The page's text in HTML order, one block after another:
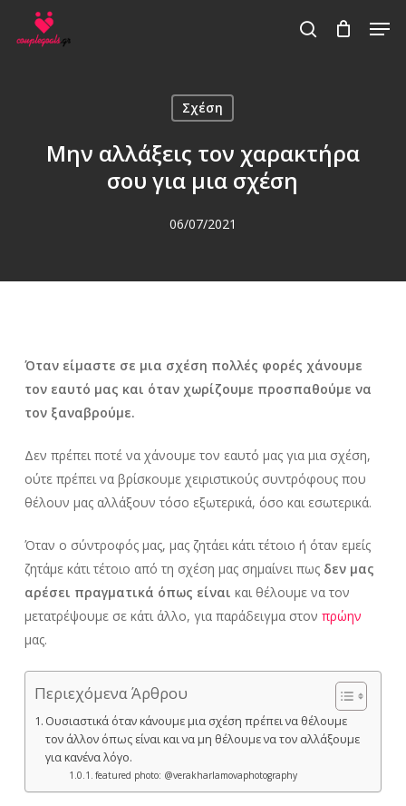
search
Σχέση
Μην αλλάξεις τον χαρακτήρα
σου για μια σχέση
06/07/2021
Όταν είμαστε σε μια σχέση πολλές φορές χάνουμε
τον εαυτό μας και όταν χωρίζουμε προσπαθούμε να
τον ξαναβρούμε.
Δεν πρέπει ποτέ να χάνουμε τον εαυτό μας για μια σχέση,
ούτε πρέπει να βρίσκουμε χειριστικούς συντρόφους που
θέλουν μας αλλάξουν τόσο εξωτερικά, όσο και εσωτερικά.
Όταν ο σύντροφός μας, μας ζητάει κάτι τέτοιο ή όταν εμείς
ζητάμε κάτι τέτοιο από τη σχέση μας σημαίνει πως δεν μας
αρέσει πραγματικά όπως είναι και θέλουμε να τον
μετατρέψουμε σε κάτι άλλο, για παράδειγμα στον πρώην
μας.
Περιεχόμενα Άρθρου
Ουσιαστικά όταν κάνουμε μια σχέση πρέπει να θέλουμε
τον άλλον όπως είναι και να μη θέλουμε να τον αλλάξουμε
για κανένα λόγο.
featured photo: @verakharlamovaphotography